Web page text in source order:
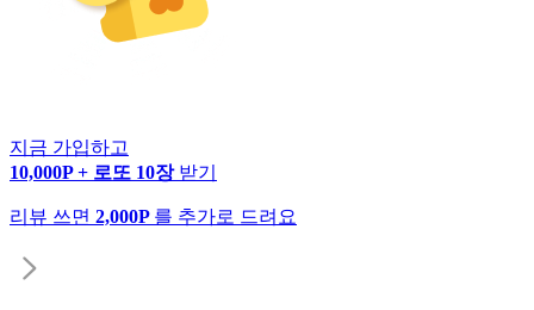
지금 가입하고
10,000P + 로또 10장 받기
리뷰 쓰면 2,000P 를 추가로 드려요